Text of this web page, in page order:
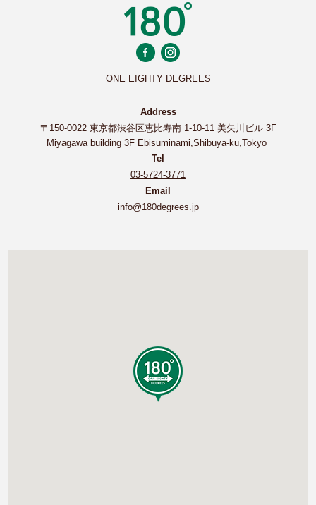
ONE EIGHTY DEGREES
Address
〒150-0022 東京都渋谷区恵比寿南 1-10-11 美矢川ビル 3F
Miyagawa building 3F Ebisuminami,Shibuya-ku,Tokyo
Tel
03-5724-3771
Email
info@180degrees.jp